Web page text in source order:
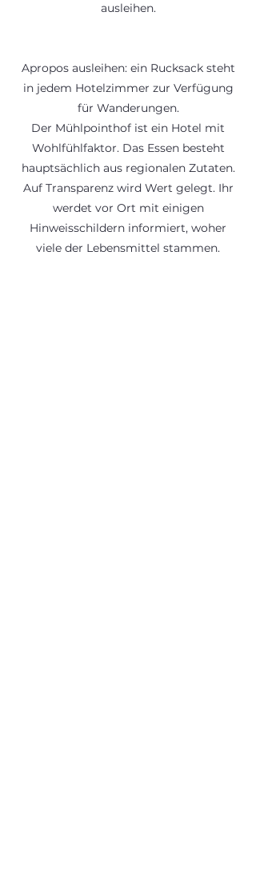
ausleihen.
Apropos ausleihen: ein Rucksack steht
in jedem Hotelzimmer zur Verfügung
für Wanderungen.
Der Mühlpointhof ist ein Hotel mit
Wohlfühlfaktor. Das Essen besteht
hauptsächlich aus regionalen Zutaten.
Auf Transparenz wird Wert gelegt. Ihr
werdet vor Ort mit einigen
Hinweisschildern informiert, woher
viele der Lebensmittel stammen.